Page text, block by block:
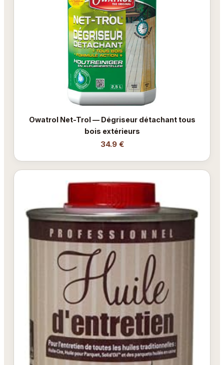
Owatrol Net-Trol — Dégriseur détachant tous
bois extérieurs
34.9 €